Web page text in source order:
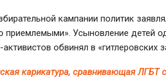
кампании политик
приемлемыми». Усыновление детей
обвинял в «гитлеровских
карикатура, сравнивающая ЛГБТ